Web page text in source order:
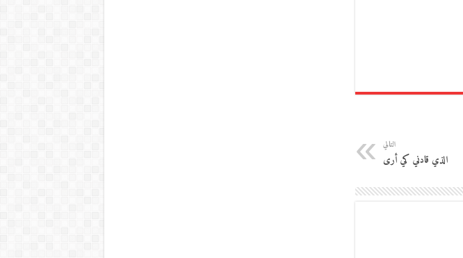
التالي
الذي قادني كي أرى